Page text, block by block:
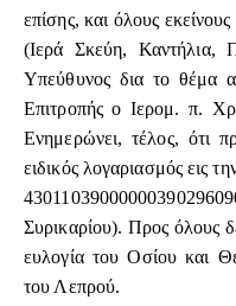
επίσης, και όλους
(Ιερά Σκεύη, Καντήλια,
Υπεύθυνος δια το θέμα
Επιτροπής ο Ιερομ. π.
Ενημερώνει, τέλος, ότι
ειδικός λογαριασμός εις
Συρικαρίου). Προς όλους
ευλογία του Οσίου και
του Λεπρού.